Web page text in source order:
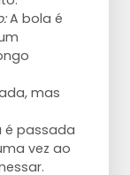
A bola é
mas
é passada
vez ao